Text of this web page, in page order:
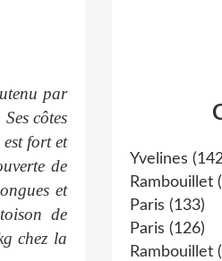
par
côtes
fort et
de
et
de
chez la
Yvelines
Rambouillet
Paris (133)
Paris (126)
Rambouillet